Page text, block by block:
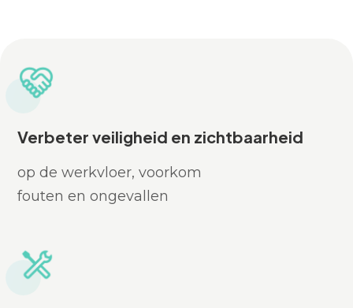
Verbeter veiligheid en zichtbaarheid
op de werkvloer, voorkom
fouten en ongevallen